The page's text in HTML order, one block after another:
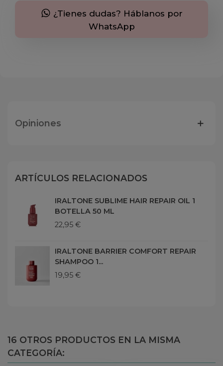
¿Tienes dudas? Háblanos por
WhatsApp
Opiniones
ARTÍCULOS RELACIONADOS
IRALTONE SUBLIME HAIR REPAIR OIL 1
BOTELLA 50 ML
22,95 €
IRALTONE BARRIER COMFORT REPAIR
SHAMPOO 1...
19,95 €
16 OTROS PRODUCTOS EN LA MISMA
CATEGORÍA: